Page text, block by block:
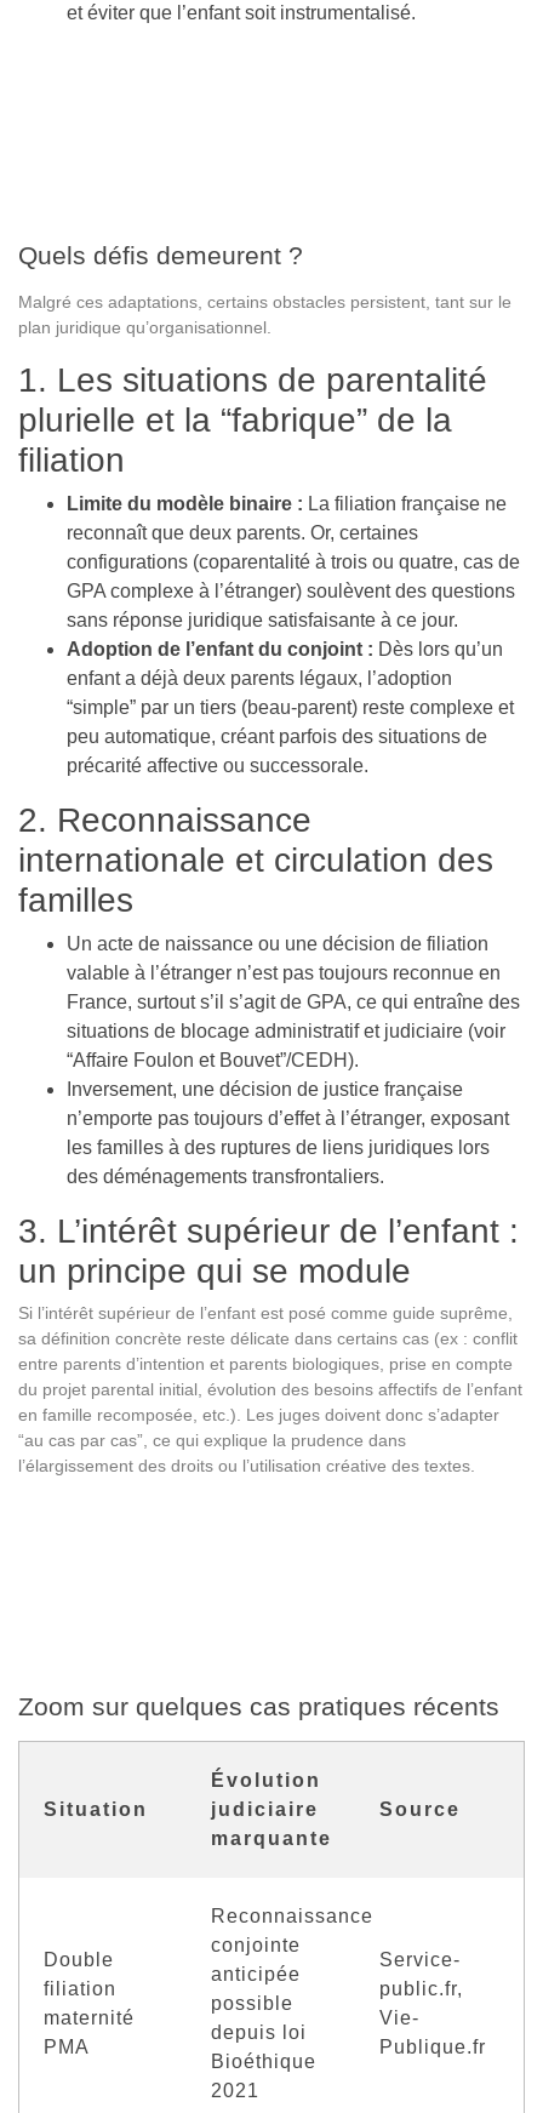
et éviter que l’enfant soit instrumentalisé.
Quels défis demeurent ?
Malgré ces adaptations, certains obstacles persistent, tant sur le
plan juridique qu’organisationnel.
1. Les situations de parentalité
plurielle et la “fabrique” de la
filiation
Limite du modèle binaire : La filiation française ne
reconnaît que deux parents. Or, certaines
configurations (coparentalité à trois ou quatre, cas de
GPA complexe à l’étranger) soulèvent des questions
sans réponse juridique satisfaisante à ce jour.
Adoption de l’enfant du conjoint : Dès lors qu’un
enfant a déjà deux parents légaux, l’adoption
“simple” par un tiers (beau-parent) reste complexe et
peu automatique, créant parfois des situations de
précarité affective ou successorale.
2. Reconnaissance
internationale et circulation des
familles
Un acte de naissance ou une décision de filiation
valable à l’étranger n’est pas toujours reconnue en
France, surtout s’il s’agit de GPA, ce qui entraîne des
situations de blocage administratif et judiciaire (voir
“Affaire Foulon et Bouvet”/CEDH).
Inversement, une décision de justice française
n’emporte pas toujours d’effet à l’étranger, exposant
les familles à des ruptures de liens juridiques lors
des déménagements transfrontaliers.
3. L’intérêt supérieur de l’enfant :
un principe qui se module
Si l’intérêt supérieur de l’enfant est posé comme guide suprême,
sa définition concrète reste délicate dans certains cas (ex : conflit
entre parents d’intention et parents biologiques, prise en compte
du projet parental initial, évolution des besoins affectifs de l’enfant
en famille recomposée, etc.). Les juges doivent donc s’adapter
“au cas par cas”, ce qui explique la prudence dans
l’élargissement des droits ou l’utilisation créative des textes.
Zoom sur quelques cas pratiques récents
Situation
Évolution
judiciaire
marquante
Source
Double
filiation
maternité
PMA
Reconnaissance
conjointe
anticipée
possible
depuis loi
Bioéthique
2021
Service-
public.fr,
Vie-
Publique.fr